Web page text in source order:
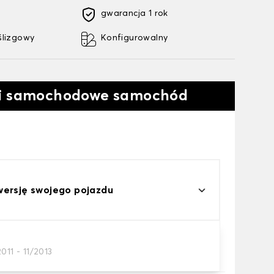
gwarancja 1 rok
Konfigurowalny
samochodowe samochód
swojego pojazdu
- 11/2013